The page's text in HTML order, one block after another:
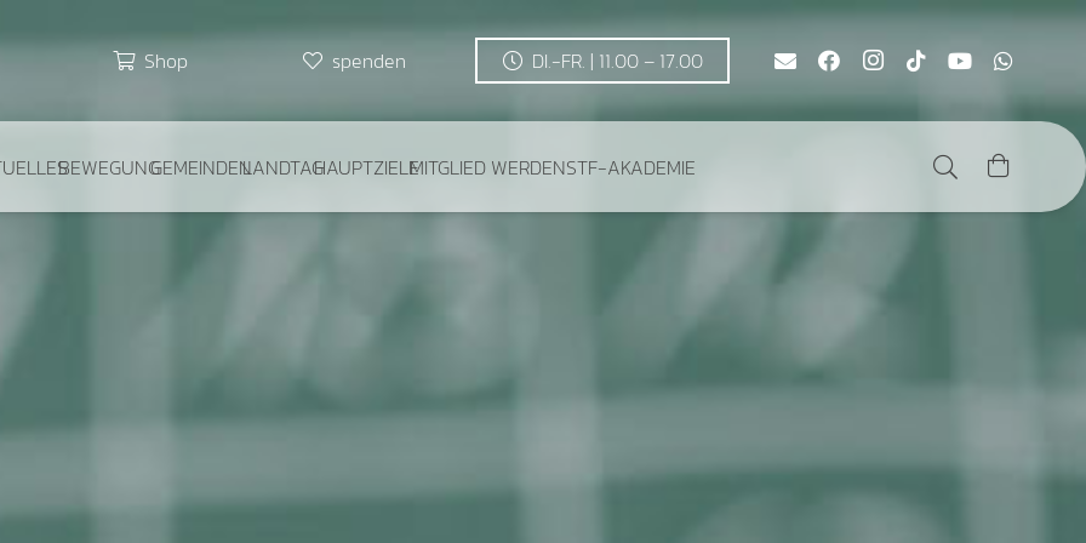
Shop spenden DI.-FR. | 11.00 – 17.00
BEWEGUNGGEMEINDENLANDTAGHAUPTZIELEMITGLIED WERDENSTF-AKADEMIE